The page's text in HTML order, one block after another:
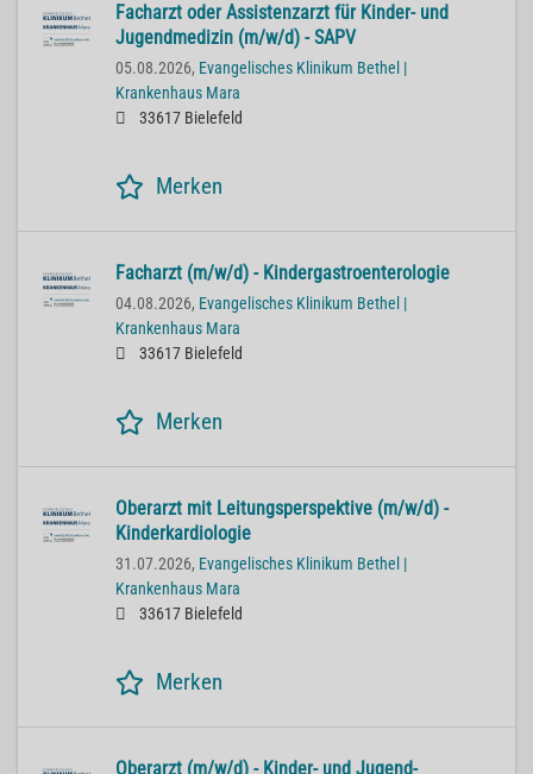
Facharzt oder Assistenzarzt für Kinder- und
Jugendmedizin (m/w/d) - SAPV
05.08.2026, Evangelisches Klinikum Bethel |
Krankenhaus Mara
33617 Bielefeld
Merken
Facharzt (m/w/d) - Kindergastroenterologie
04.08.2026, Evangelisches Klinikum Bethel |
Krankenhaus Mara
33617 Bielefeld
Merken
Oberarzt mit Leitungsperspektive (m/w/d) -
Kinderkardiologie
31.07.2026, Evangelisches Klinikum Bethel |
Krankenhaus Mara
33617 Bielefeld
Merken
Oberarzt (m/w/d) - Kinder- und Jugend-